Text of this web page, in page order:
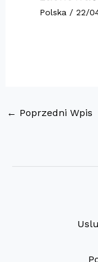
Polska/ 22/
← Poprzedni Wpis